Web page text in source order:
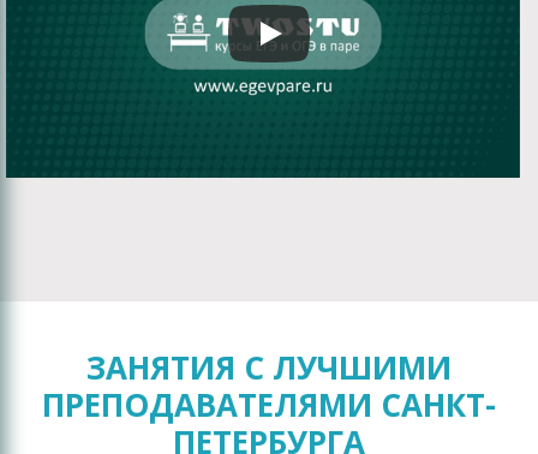
ЗАНЯТИЯ С ЛУЧШИМИ
ПРЕПОДАВАТЕЛЯМИ САНКТ-
ПЕТЕРБУРГА